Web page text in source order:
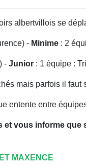
albertvillois se
- Minime : 2
- Junior : 1 équipe :
mais parfois il
entente entre
vous informe
MAXENCE